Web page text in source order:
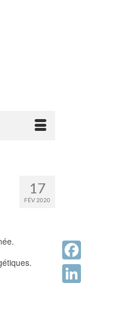
17
FÉV 2020
Facebook